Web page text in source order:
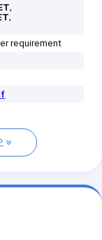
,
,
requirement